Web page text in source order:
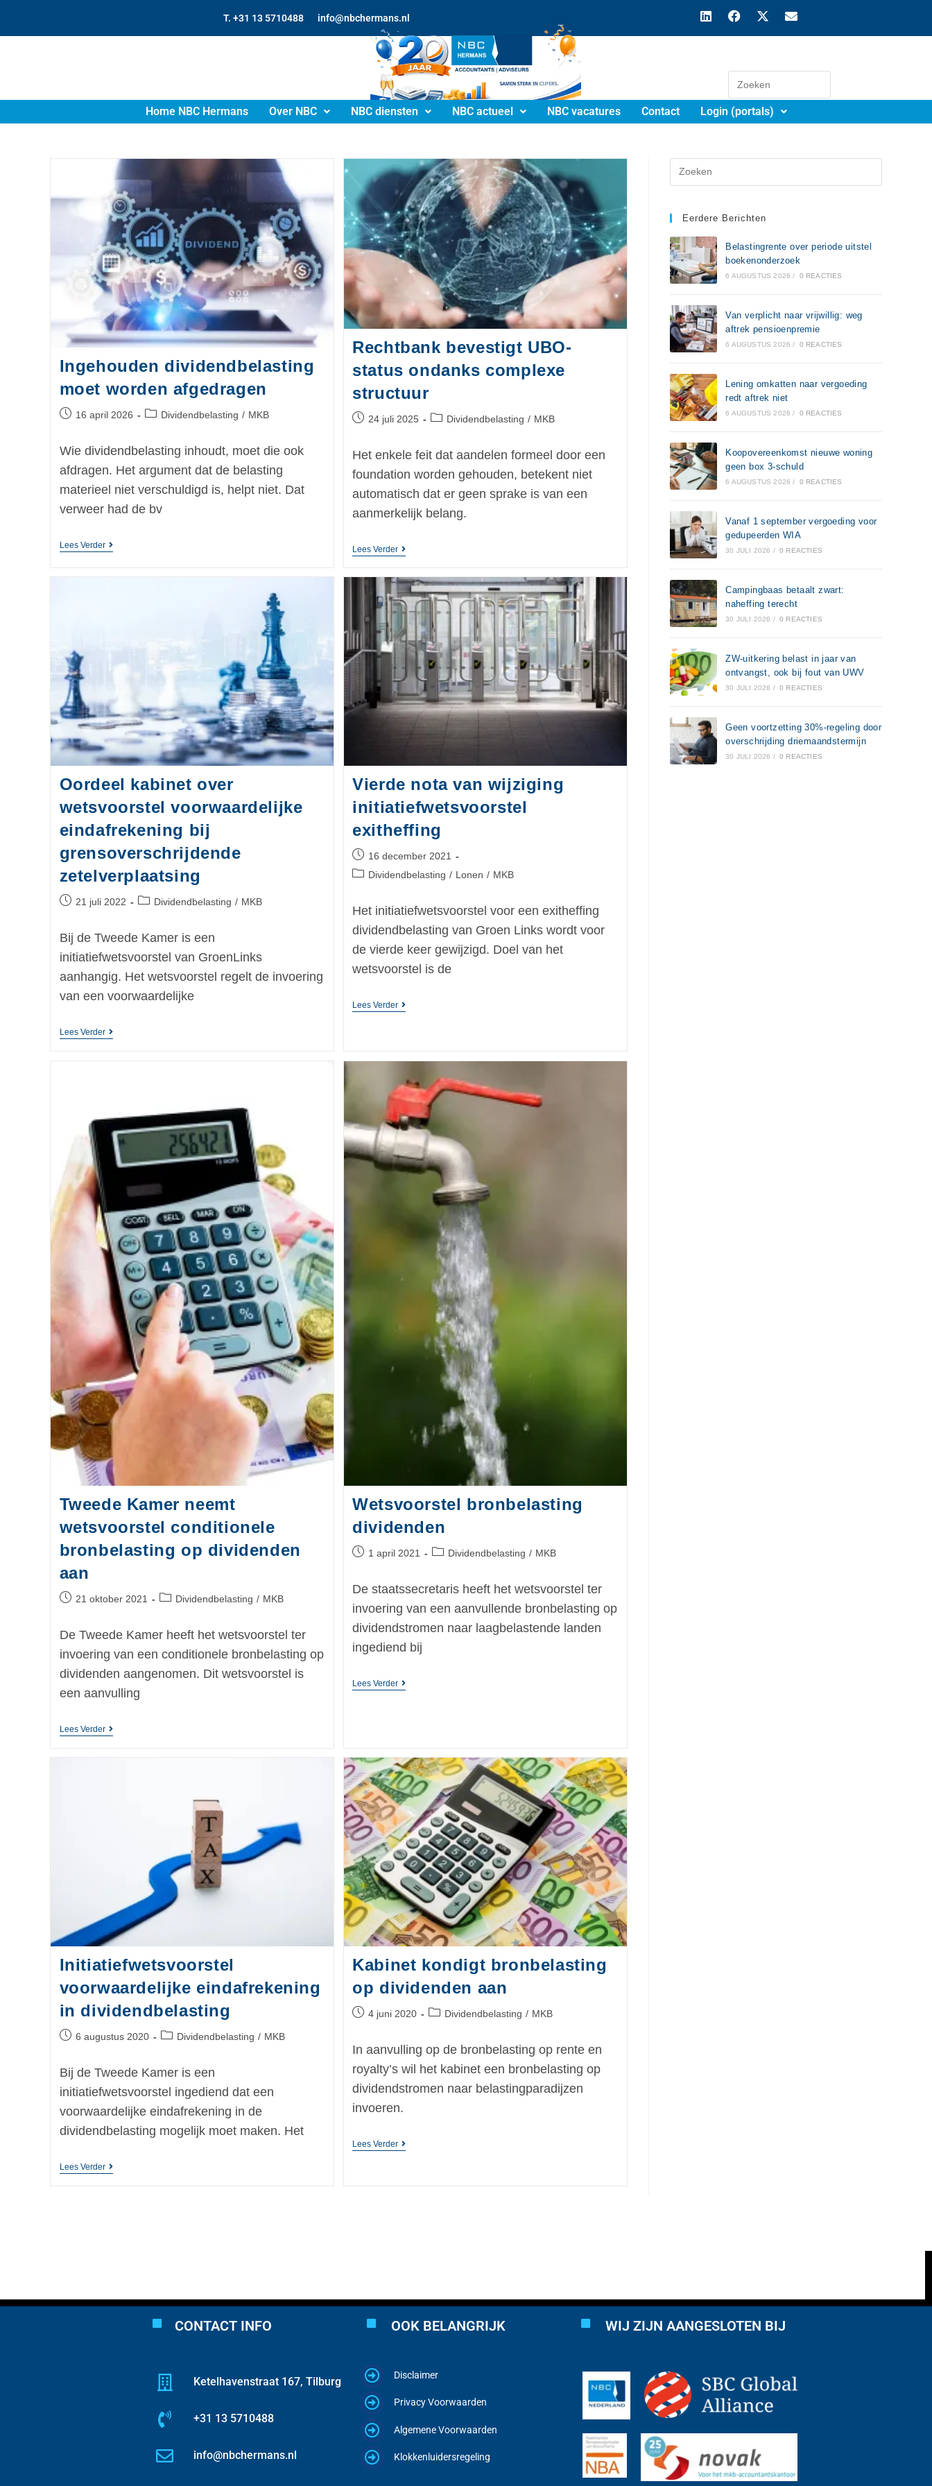
T. +31 13 5710488 info@nbchermans.nl
Home NBC Hermans Over NBC NBC diensten NBC actueel NBC vacatures Contact Login (portals)
Ingehouden dividendbelasting
moet worden afgedragen
16 april 2026 Dividendbelasting / MKB
Wie dividendbelasting inhoudt, moet die ook
afdragen. Het argument dat de belasting
materieel niet verschuldigd is, helpt niet. Dat
verweer had de bv
Lees Verder
Rechtbank bevestigt UBO-
status ondanks complexe
structuur
24 juli 2025 Dividendbelasting / MKB
Het enkele feit dat aandelen formeel door een
foundation worden gehouden, betekent niet
automatisch dat er geen sprake is van een
aanmerkelijk belang.
Lees Verder
Oordeel kabinet over
wetsvoorstel voorwaardelijke
eindafrekening bij
grensoverschrijdende
zetelverplaatsing
21 juli 2022 Dividendbelasting / MKB
Bij de Tweede Kamer is een
initiatiefwetsvoorstel van GroenLinks
aanhangig. Het wetsvoorstel regelt de invoering
van een voorwaardelijke
Lees Verder
Vierde nota van wijziging
initiatiefwetsvoorstel
exitheffing
16 december 2021
Dividendbelasting / Lonen / MKB
Het initiatiefwetsvoorstel voor een exitheffing
dividendbelasting van Groen Links wordt voor
de vierde keer gewijzigd. Doel van het
wetsvoorstel is de
Lees Verder
Tweede Kamer neemt
wetsvoorstel conditionele
bronbelasting op dividenden
aan
21 oktober 2021 Dividendbelasting / MKB
De Tweede Kamer heeft het wetsvoorstel ter
invoering van een conditionele bronbelasting op
dividenden aangenomen. Dit wetsvoorstel is
een aanvulling
Lees Verder
Wetsvoorstel bronbelasting
dividenden
1 april 2021 Dividendbelasting / MKB
De staatssecretaris heeft het wetsvoorstel ter
invoering van een aanvullende bronbelasting op
dividendstromen naar laagbelastende landen
ingediend bij
Lees Verder
Initiatiefwetsvoorstel
voorwaardelijke eindafrekening
in dividendbelasting
6 augustus 2020 Dividendbelasting / MKB
Bij de Tweede Kamer is een
initiatiefwetsvoorstel ingediend dat een
voorwaardelijke eindafrekening in de
dividendbelasting mogelijk moet maken. Het
Lees Verder
Kabinet kondigt bronbelasting
op dividenden aan
4 juni 2020 Dividendbelasting / MKB
In aanvulling op de bronbelasting op rente en
royalty’s wil het kabinet een bronbelasting op
dividendstromen naar belastingparadijzen
invoeren.
Lees Verder
Eerdere Berichten
Belastingrente over periode uitstel
boekenonderzoek
6 AUGUSTUS 2026 / 0 REACTIES
Van verplicht naar vrijwillig: weg
aftrek pensioenpremie
6 AUGUSTUS 2026 / 0 REACTIES
Lening omkatten naar vergoeding
redt aftrek niet
6 AUGUSTUS 2026 / 0 REACTIES
Koopovereenkomst nieuwe woning
geen box 3-schuld
6 AUGUSTUS 2026 / 0 REACTIES
Vanaf 1 september vergoeding voor
gedupeerden WIA
30 JULI 2026 / 0 REACTIES
Campingbaas betaalt zwart:
naheffing terecht
30 JULI 2026 / 0 REACTIES
ZW-uitkering belast in jaar van
ontvangst, ook bij fout van UWV
30 JULI 2026 / 0 REACTIES
Geen voortzetting 30%-regeling door
overschrijding driemaandstermijn
30 JULI 2026 / 0 REACTIES
CONTACT INFO
Ketelhavenstraat 167, Tilburg
+31 13 5710488
info@nbchermans.nl
OOK BELANGRIJK
Disclaimer
Privacy Voorwaarden
Algemene Voorwaarden
Klokkenluidersregeling
WIJ ZIJN AANGESLOTEN BIJ